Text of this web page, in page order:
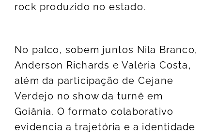
rock produzido no estado.
No palco, sobem juntos Nila Branco,
Anderson Richards e Valéria Costa,
além da participação de Cejane
Verdejo no show da turnê em
Goiânia. O formato colaborativo
evidencia a trajetória e a identidade